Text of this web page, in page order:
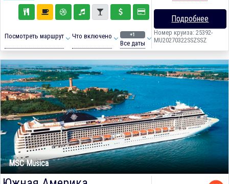
Посмотреть маршрут Что включено +1
Все даты
Подробнее
Номер круиза: 25392-
MU20270322SSZSSZ
MSC Musica